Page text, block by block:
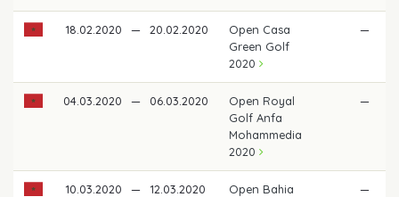
18.02.2020 — 20.02.2020
Open Casa
Green Golf
2020
—
04.03.2020 — 06.03.2020
Open Royal
Golf Anfa
Mohammedia
2020
—
10.03.2020 — 12.03.2020
Open Bahia
—